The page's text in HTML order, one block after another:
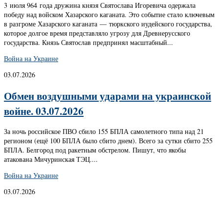
3 июля 964 года дружина князя Святослава Игоревича одержала
победу над войском Хазарского каганата. Это событие стало ключевым
в разгроме Хазарского каганата — тюркского иудейского государства,
которое долгое время представляло угрозу для Древнерусского
государства. Князь Святослав предпринял масштабный...
Война на Украине
03.07.2026
Обмен воздушными ударами на украинской
войне. 03.07.2026
За ночь российское ПВО сбило 155 БПЛА самолетного типа над 21
регионом (ещё 100 БПЛА было сбито днем). Всего за сутки сбито 255
БПЛА. Белгород под ракетным обстрелом. Пишут, что якобы
атакована Мичуринская ТЭЦ....
Война на Украине
03.07.2026